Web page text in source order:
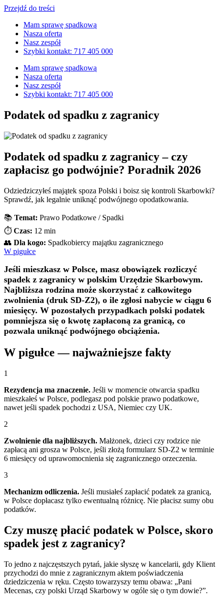
Przejdź do treści
Mam sprawę spadkową
Nasza oferta
Nasz zespół
Szybki kontakt: 717 405 000
Mam sprawę spadkową
Nasza oferta
Nasz zespół
Szybki kontakt: 717 405 000
Podatek od spadku z zagranicy
Podatek od spadku z zagranicy – czy
zapłacisz go podwójnie? Poradnik 2026
Odziedziczyłeś majątek spoza Polski i boisz się kontroli Skarbowki?
Sprawdź, jak legalnie uniknąć podwójnego opodatkowania.
📚 Temat: Prawo Podatkowe / Spadki
⏱️ Czas: 12 min
👥 Dla kogo: Spadkobiercy majątku zagranicznego
W pigułce
Jeśli mieszkasz w Polsce, masz obowiązek rozliczyć
spadek z zagranicy w polskim Urzędzie Skarbowym.
Najbliższa rodzina może skorzystać z całkowitego
zwolnienia (druk SD-Z2), o ile zgłosi nabycie w ciągu 6
miesięcy. W pozostałych przypadkach polski podatek
pomniejsza się o kwotę zapłaconą za granicą, co
pozwala uniknąć podwójnego obciążenia.
W pigułce — najważniejsze fakty
1
Rezydencja ma znaczenie. Jeśli w momencie otwarcia spadku
mieszkałeś w Polsce, podlegasz pod polskie prawo podatkowe,
nawet jeśli spadek pochodzi z USA, Niemiec czy UK.
2
Zwolnienie dla najbliższych. Małżonek, dzieci czy rodzice nie
zapłacą ani grosza w Polsce, jeśli złożą formularz SD-Z2 w terminie
6 miesięcy od uprawomocnienia się zagranicznego orzeczenia.
3
Mechanizm odliczenia. Jeśli musiałeś zapłacić podatek za granicą,
w Polsce dopłacasz tylko ewentualną różnicę. Nie płacisz sumy obu
podatków.
Czy muszę płacić podatek w Polsce, skoro
spadek jest z zagranicy?
To jedno z najczęstszych pytań, jakie słyszę w kancelarii, gdy Klient
przychodzi do mnie z zagranicznym aktem poświadczenia
dziedziczenia w ręku. Często towarzyszy temu obawa: „Pani
Mecenas, czy polski Urząd Skarbowy w ogóle się o tym dowie?”.